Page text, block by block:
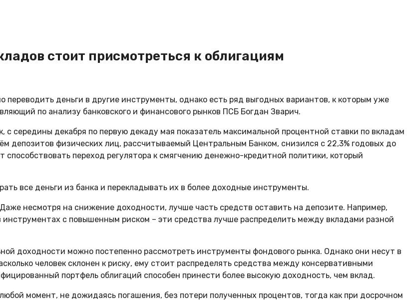
стоит присмотреться к облигациям
деньги в другие инструменты, однако есть ряд выгодных вариантов, к которым уже
по анализу банковского и финансового рынков ПСБ Богдан Зварич.
середины декабря по первую декаду мая показатель максимальной процентной ставки по вкладам
депозитов физических лиц, рассчитываемый Центральным Банком, снизился с 22,3% годовых до
переход регулятора к смягчению денежно-кредитной политики, который
все деньги из банка и перекладывать их в более доходные инструменты.
несмотря на снижение доходности, лучше часть средств оставить на депозите. Например,
с повышенным риском – эти средства лучше распределить между вкладами разной
доходности можно постепенно рассмотреть инструменты фондового рынка. Однако они несут в
человек склонен к риску, ему стоит распределять средства между консервативными
портфель облигаций способен принести более высокую доходность, чем вклад.
момент, не дожидаясь погашения, без потери полученных процентов, тогда как при досрочном